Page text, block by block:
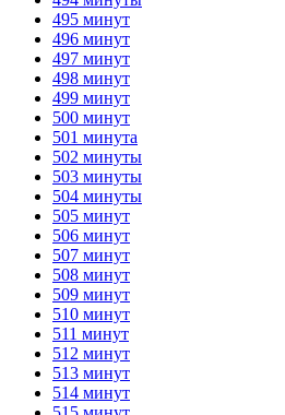
495 минут
496 минут
497 минут
498 минут
499 минут
500 минут
501 минута
502 минуты
503 минуты
504 минуты
505 минут
506 минут
507 минут
508 минут
509 минут
510 минут
511 минут
512 минут
513 минут
514 минут